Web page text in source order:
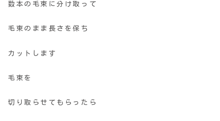
数本の毛束に分け取って
毛束のまま長さを保ち
カットします
毛束を
切り取らせてもらったら